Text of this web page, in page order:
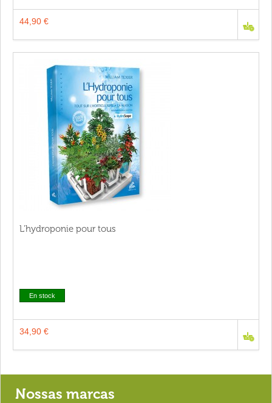
44,90 €
L'hydroponie pour tous
En stock
34,90 €
Nossas marcas